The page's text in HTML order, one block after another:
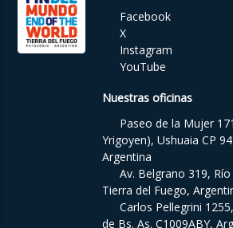
Facebook
X
Instagram
YouTube
Nuestras oficinas
Paseo de la Mujer
Yrigoyen), Ushuaia CP
Argentina
Av. Belgrano 319,
Tierra del Fuego,
Carlos Pellegrini
de Bs. As. C1009ABY,